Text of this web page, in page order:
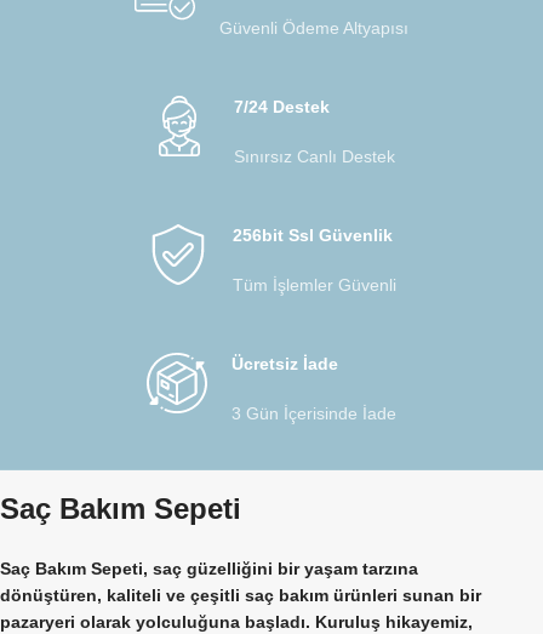
Güvenli Ödeme Altyapısı
7/24 Destek
Sınırsız Canlı Destek
256bit Ssl Güvenlik
Tüm İşlemler Güvenli
Ücretsiz İade
3 Gün İçerisinde İade
Saç Bakım Sepeti
Saç Bakım Sepeti, saç güzelliğini bir yaşam tarzına
dönüştüren, kaliteli ve çeşitli saç bakım ürünleri sunan bir
pazaryeri olarak yolculuğuna başladı. Kuruluş hikayemiz,